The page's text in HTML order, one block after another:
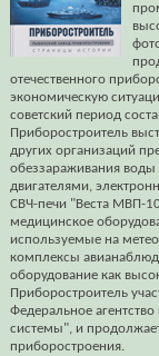
отечественного
экономическую
советский период
Приборостроитель
других организаций
обеззараживания
двигателями,
СВЧ-печи "Веста МВП-
медицинское
используемые на
комплексы
оборудование как
Приборостроитель
Федеральное
системы", и
приборостроения.